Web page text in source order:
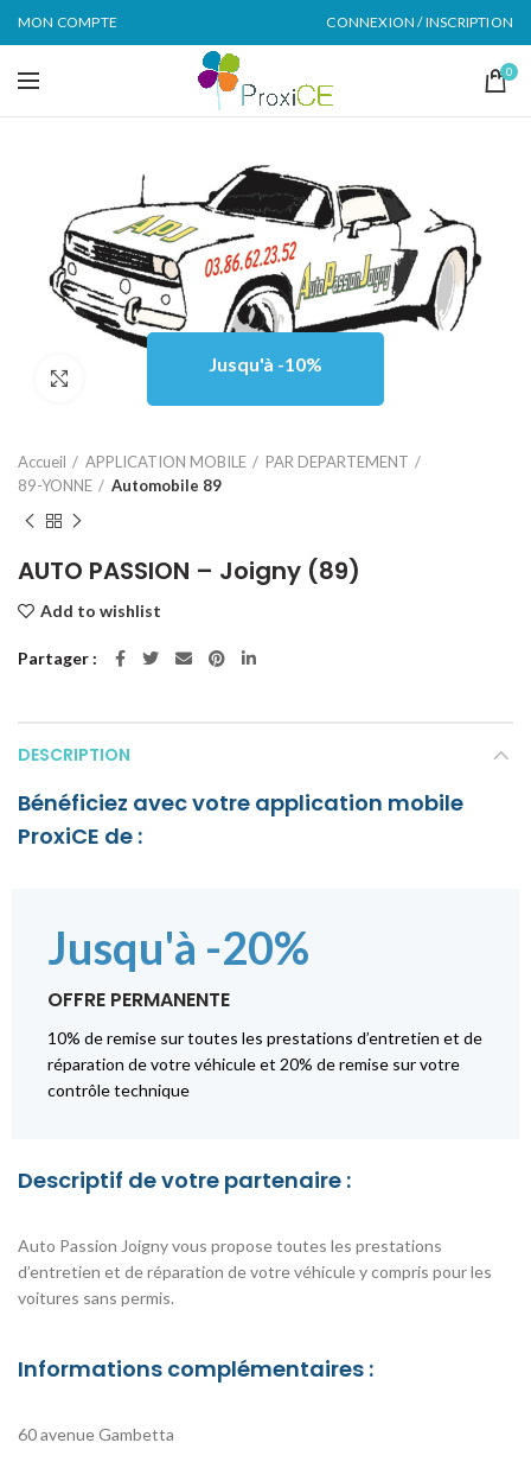
MON COMPTE CONNEXION / INSCRIPTION
0
Jusqu'à -10%
Accueil APPLICATION MOBILE
PAR DEPARTEMENT
89-YONNE
Automobile 89
AUTO PASSION – Joigny (89)
Add to wishlist
Partager
DESCRIPTION
Bénéficiez avec votre application mobile
ProxiCE de :
Jusqu'à -20%
OFFRE PERMANENTE
10% de remise sur toutes les prestations d’entretien et de
réparation de votre véhicule et 20% de remise sur votre
contrôle technique
Descriptif de votre partenaire :
Auto Passion Joigny vous propose toutes les prestations
d’entretien et de réparation de votre véhicule y compris pour les
voitures sans permis.
Informations complémentaires :
60 avenue Gambetta